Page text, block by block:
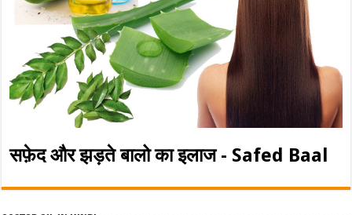
सफ़ेद और झड़ते बालो का इलाज - Safed Baal